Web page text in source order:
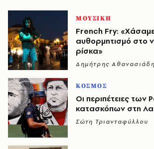
ΜΟΥΣΙΚΗ
French Fry:
αυθορμητισμό στο
ρίσκα»
Δημήτρης
ΚΟΣΜΟΣ
Οι περιπέτειες
κατασκόπων στη
Σώτη Τριανταφύλλου